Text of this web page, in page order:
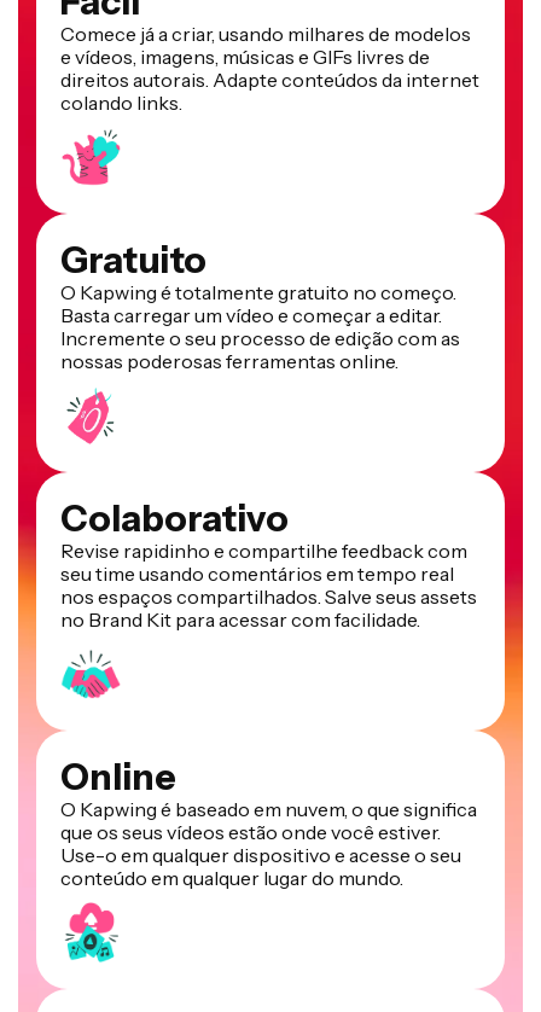
Comece já a criar, usando milhares de modelos
e vídeos, imagens, músicas e GIFs livres de
direitos autorais. Adapte conteúdos da internet
colando links.
Gratuito
O Kapwing é totalmente gratuito no começo.
Basta carregar um vídeo e começar a editar.
Incremente o seu processo de edição com as
nossas poderosas ferramentas online.
Colaborativo
Revise rapidinho e compartilhe feedback com
seu time usando comentários em tempo real
nos espaços compartilhados. Salve seus assets
no Brand Kit para acessar com facilidade.
Online
O Kapwing é baseado em nuvem, o que significa
que os seus vídeos estão onde você estiver.
Use-o em qualquer dispositivo e acesse o seu
conteúdo em qualquer lugar do mundo.